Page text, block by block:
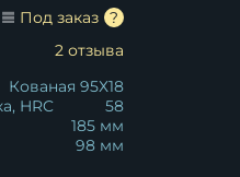
Под заказ
2 отзыва
Кованая 95Х18
HRC
58
185 мм
98 мм